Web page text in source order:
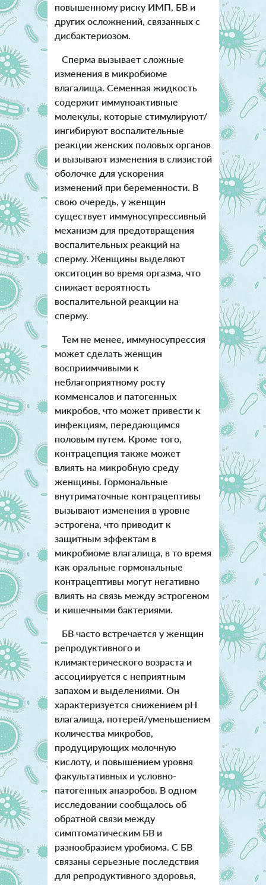
повышенному риску ИМП, БВ и
других осложнений, связанных с
дисбактериозом.
Сперма вызывает сложные
изменения в микробиоме
влагалища. Семенная жидкость
содержит иммуноактивные
молекулы, которые стимулируют/
ингибируют воспалительные
реакции женских половых органов
и вызывают изменения в слизистой
оболочке для ускорения
изменений при беременности. В
свою очередь, у женщин
существует иммуносупрессивный
механизм для предотвращения
воспалительных реакций на
сперму. Женщины выделяют
окситоцин во время оргазма, что
снижает вероятность
воспалительной реакции на
сперму.
Тем не менее, иммуносупрессия
может сделать женщин
восприимчивыми к
неблагоприятному росту
комменсалов и патогенных
микробов, что может привести к
инфекциям, передающимся
половым путем. Кроме того,
контрацепция также может
влиять на микробную среду
женщины. Гормональные
внутриматочные контрацептивы
вызывают изменения в уровне
эстрогена, что приводит к
защитным эффектам в
микробиоме влагалища, в то время
как оральные гормональные
контрацептивы могут негативно
влиять на связь между эстрогеном
и кишечными бактериями.
БВ часто встречается у женщин
репродуктивного и
климактерического возраста и
ассоциируется с неприятным
запахом и выделениями. Он
характеризуется снижением рН
влагалища, потерей/уменьшением
количества микробов,
продуцирующих молочную
кислоту, и повышением уровня
факультативных и условно-
патогенных анаэробов. В одном
исследовании сообщалось об
обратной связи между
симптоматическим БВ и
разнообразием уробиома. С БВ
связаны серьезные последствия
для репродуктивного здоровья,